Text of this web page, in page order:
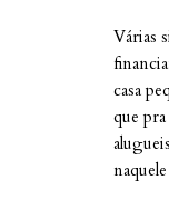
Várias
casa
que